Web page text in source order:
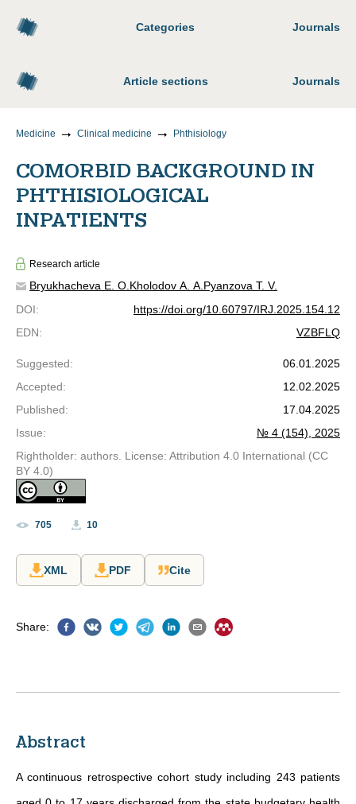
Categories Journals
Article sections Journals
Medicine Clinical medicine Phthisiology
COMORBID BACKGROUND IN
PHTHISIOLOGICAL
INPATIENTS
Research article
Bryukhacheva E. O. Kholodov A. A. Pyanzova T. V.
DOI:
https://doi.org/10.60797/IRJ.2025.154.12
EDN: VZBFLQ
Suggested:
06.01.2025
Accepted:
12.02.2025
Published:
17.04.2025
Issue:
№ 4 (154), 2025
Rightholder: authors. License: Attribution 4.0 International (CC
BY 4.0)
705 10
XML PDF Cite
Share:
Abstract
A continuous retrospective cohort study including 243 patients